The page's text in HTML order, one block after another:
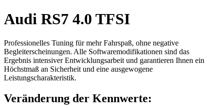
Audi RS7 4.0 TFSI
Professionelles Tuning für mehr Fahrspaß, ohne negative
Begleiterscheinungen. Alle Softwaremodifikationen sind das
Ergebnis intensiver Entwicklungsarbeit und garantieren Ihnen ein
Höchstmaß an Sicherheit und eine ausgewogene
Leistungscharakteristik.
Veränderung der Kennwerte: